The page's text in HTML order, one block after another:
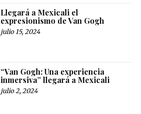
Llegará a Mexicali el
expresionismo de Van Gogh
julio 15, 2024
“Van Gogh: Una experiencia
inmersiva” llegará a Mexicali
julio 2, 2024